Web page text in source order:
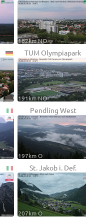
182km NO
TUM Olympiapark
191km NO
Pendling West
197km O
St. Jakob i. Def.
207km O